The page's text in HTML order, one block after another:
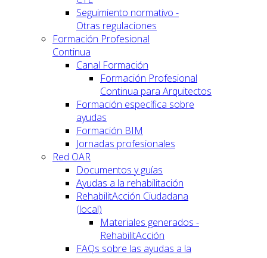
Seguimiento normativo -
Otras regulaciones
Formación Profesional
Continua
Canal Formación
Formación Profesional
Continua para Arquitectos
Formación específica sobre
ayudas
Formación BIM
Jornadas profesionales
Red OAR
Documentos y guías
Ayudas a la rehabilitación
RehabilitAcción Ciudadana
(local)
Materiales generados -
RehabilitAcción
FAQs sobre las ayudas a la